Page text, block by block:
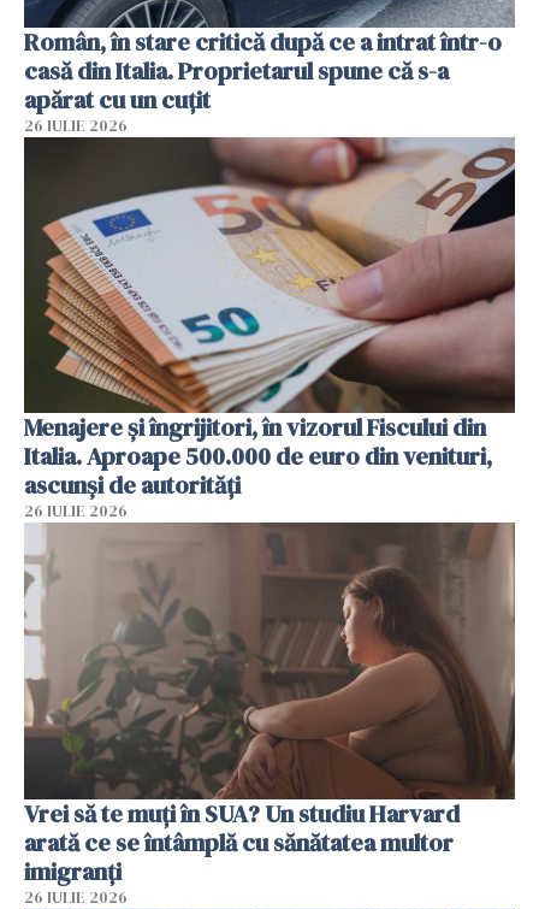
Român, în stare critică după ce a intrat într-o
casă din Italia. Proprietarul spune că s-a
apărat cu un cuțit
26 IULIE 2026
Menajere și îngrijitori, în vizorul Fiscului din
Italia. Aproape 500.000 de euro din venituri,
ascunși de autorități
26 IULIE 2026
Vrei să te muți în SUA? Un studiu Harvard
arată ce se întâmplă cu sănătatea multor
imigranți
26 IULIE 2026